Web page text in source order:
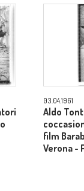
03.04.1961
Aldo
film
Verona -